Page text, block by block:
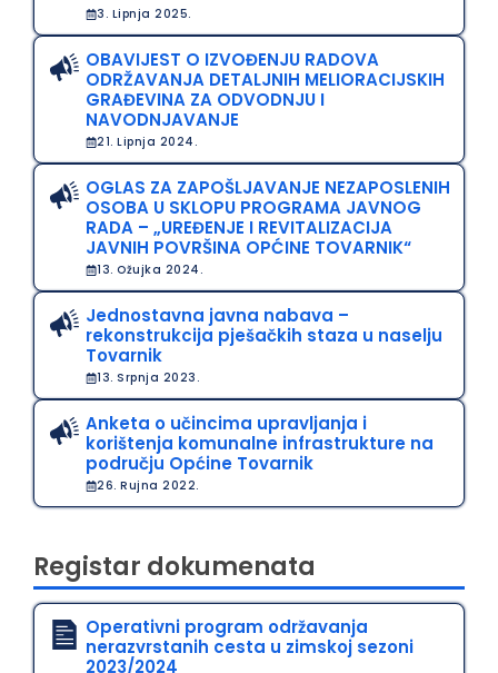
3. Lipnja 2025.
OBAVIJEST O IZVOĐENJU RADOVA
ODRŽAVANJA DETALJNIH MELIORACIJSKIH
GRAĐEVINA ZA ODVODNJU I
NAVODNJAVANJE
21. Lipnja 2024.
OGLAS ZA ZAPOŠLJAVANJE NEZAPOSLENIH
OSOBA U SKLOPU PROGRAMA JAVNOG
RADA – „UREĐENJE I REVITALIZACIJA
JAVNIH POVRŠINA OPĆINE TOVARNIK“
13. Ožujka 2024.
Jednostavna javna nabava –
rekonstrukcija pješačkih staza u naselju
Tovarnik
13. Srpnja 2023.
Anketa o učincima upravljanja i
korištenja komunalne infrastrukture na
području Općine Tovarnik
26. Rujna 2022.
Registar dokumenata
Operativni program održavanja
nerazvrstanih cesta u zimskoj sezoni
2023/2024